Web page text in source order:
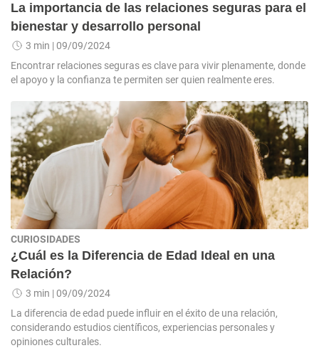
La importancia de las relaciones seguras para el
bienestar y desarrollo personal
3 min | 09/09/2024
Encontrar relaciones seguras es clave para vivir plenamente, donde
el apoyo y la confianza te permiten ser quien realmente eres.
CURIOSIDADES
¿Cuál es la Diferencia de Edad Ideal en una
Relación?
3 min | 09/09/2024
La diferencia de edad puede influir en el éxito de una relación,
considerando estudios científicos, experiencias personales y
opiniones culturales.